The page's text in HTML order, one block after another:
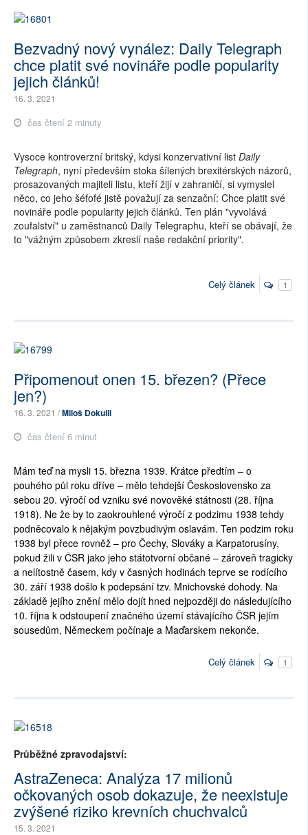
Bezvadný nový vynález: Daily Telegraph
chce platit své novináře podle popularity
jejich článků!
16. 3. 2021
čas čtení 2 minuty
Vysoce kontroverzní britský, kdysi konzervativní list Daily
Telegraph, nyní především stoka šílených brexitérských názorů,
prosazovaných majiteli listu, kteří žijí v zahraničí, si vymyslel
něco, co jeho šéfofé jistě považují za senzační: Chce platit své
novináře podle popularity jejich článků. Ten plán "vyvolává
zoufalství" u zaměstnanců Daily Telegraphu, kteří se obávají, že
to "vážným způsobem zkreslí naše redakční priority".
Celý článek 1
Připomenout onen 15. březen? (Přece
jen?)
16. 3. 2021 /Miloš Dokulil
čas čtení 6 minut
Mám teď na mysli 15. března 1939. Krátce předtím – o
pouhého půl roku dříve – mělo tehdejší Československo za
sebou 20. výročí od vzniku své novověké státnosti (28. října
1918). Ne že by to zaokrouhlené výročí z podzimu 1938 tehdy
podněcovalo k nějakým povzbudivým oslavám. Ten podzim roku
1938 byl přece rovněž – pro Čechy, Slováky a Karpatorusíny,
pokud žili v ČSR jako jeho státotvorní občané – zároveň tragicky
a nelítostně časem, kdy v časných hodinách teprve se rodícího
30. září 1938 došlo k podepsání tzv. Mnichovské dohody. Na
základě jejího znění mělo dojít hned nejpozději do následujícího
10. října k odstoupení značného území stávajícího ČSR jejím
sousedům, Německem počínaje a Maďarskem nekonče.
Celý článek 1
Průběžné zpravodajství:
AstraZeneca: Analýza 17 milionů
očkovaných osob dokazuje, že neexistuje
zvýšené riziko krevních chuchvalců
15. 3. 2021